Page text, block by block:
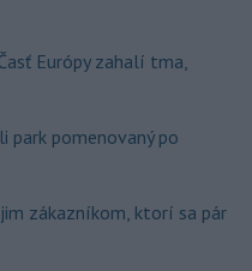
Európy zahalí tma,
park pomenovaný po
zákazníkom, ktorí sa pár